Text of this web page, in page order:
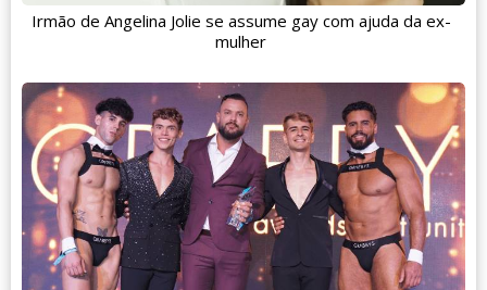
Irmão de Angelina Jolie se assume gay com ajuda da ex-
mulher